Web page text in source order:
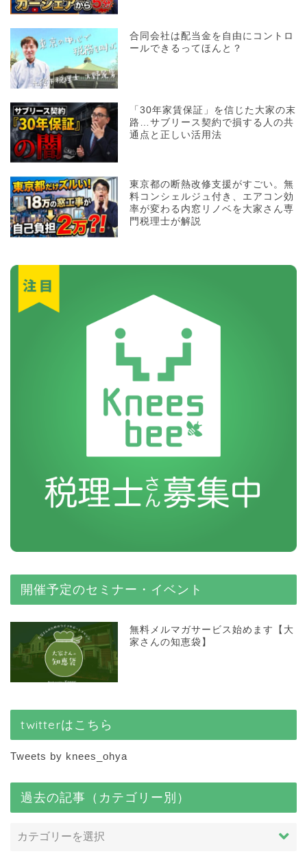
合同会社は配当金を自由にコントロ
ールできるってほんと？
「30年家賃保証」を信じた大家の末
路…サブリース契約で損する人の共
通点と正しい活用法
東京都の断熱改修支援がすごい。無
料コンシェルジュ付き、エアコン効
率が変わる内窓リノベを大家さん専
門税理士が解説
開催予定のセミナー・イベント
無料メルマガサービス始めます【大
家さんの知恵袋】
twitterはこちら
Tweets by knees_ohya
過去の記事（カテゴリー別）